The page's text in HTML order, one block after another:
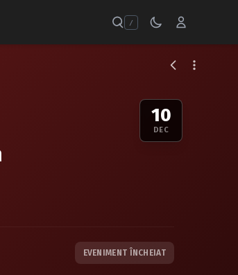
/
10
DEC
EVENIMENT ÎNCHEIAT